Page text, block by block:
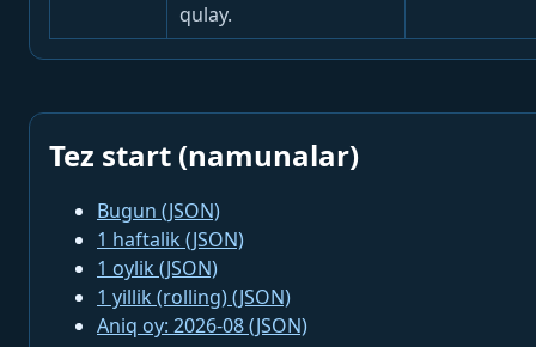
qulay.
Tez start (namunalar)
Bugun (JSON)
1 haftalik (JSON)
1 oylik (JSON)
1 yillik (rolling) (JSON)
Aniq oy: 2026-08 (JSON)